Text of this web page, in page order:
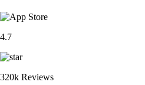
4.7
320k Reviews